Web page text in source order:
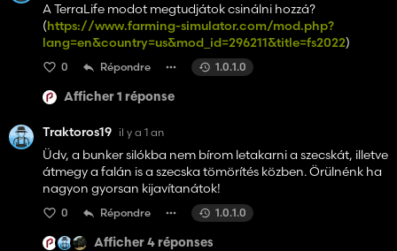
A TerraLife modot megtudjátok csinálni hozzá?
(https://www.farming-simulator.com/mod.php?
lang=en&country=us&mod_id=296211&title=fs2022)
0 Répondre 1.0.1.0
Afficher 1 réponse
Traktoros19 il y a 1 an
Üdv, a bunker silókba nem bírom letakarni a szecskát, illetve
átmegy a falán is a szecska tömörítés közben. Örülnénk ha
nagyon gyorsan kijavítanátok!
0 Répondre 1.0.1.0
Afficher 4 réponses